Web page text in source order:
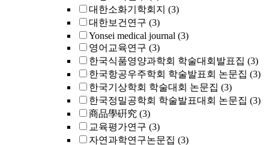
대한소화기학회지 (3)
대한보건연구 (3)
Yonsei medical journal (3)
영어교육연구 (3)
한국식품영양과학회 학술대회발표집 (3)
한국항공우주학회 학술발표회 논문집 (3)
한국기상학회 학술대회 논문집 (3)
한국정밀공학회 학술발표대회 논문집 (3)
商品學硏究 (3)
교육평가연구 (3)
자연과학연구논문집 (3)